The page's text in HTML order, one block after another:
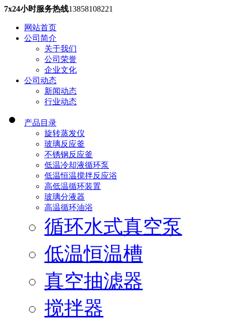
7x24小时服务热线13858108221
网站首页
公司简介
关于我们
公司荣誉
企业文化
公司动态
新闻动态
行业动态
产品目录
旋转蒸发仪
玻璃反应釜
不锈钢反应釜
低温冷却液循环泵
低温恒温搅拌反应浴
高低温循环装置
玻璃分液器
高温循环油浴
循环水式真空泵
低温恒温槽
真空抽滤器
搅拌器